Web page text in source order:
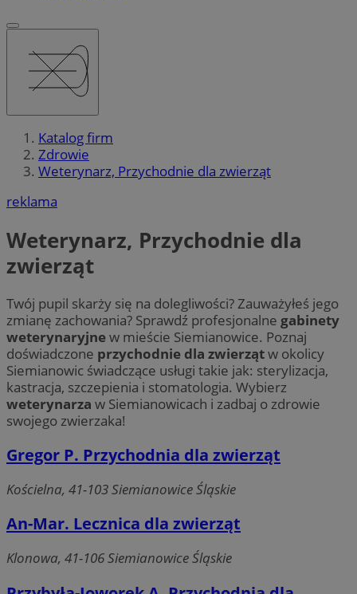
Katalog firm
Zdrowie
Weterynarz, Przychodnie dla zwierząt
reklama
Weterynarz, Przychodnie dla
zwierząt
Twój pupil skarży się na dolegliwości? Zauważyłeś jego
zmianę zachowania? Sprawdź profesjonalne gabinety
weterynaryjnew mieście Siemianowice. Poznaj
doświadczone przychodnie dla zwierzątw okolicy
Siemianowic świadczące usługi takie jak: sterylizacja,
kastracja, szczepienia i stomatologia. Wybierz
weterynarza w Siemianowicach i zadbaj o zdrowie
swojego zwierzaka!
Gregor P. Przychodnia dla zwierząt
Kościelna, 41-103 Siemianowice Śląskie
An-Mar. Lecznica dla zwierząt
Klonowa, 41-106 Siemianowice Śląskie